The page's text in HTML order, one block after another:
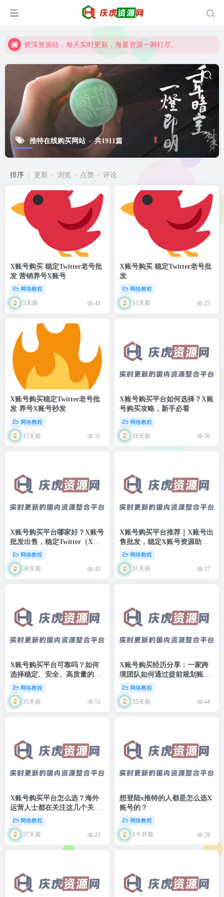
资深资源站，每天实时更新，海量资源一网打尽。
【启明网】找项目 + 低成本创业 + 减少信息差 + 见识各种项目 + 提升网创认知。
资深资源站，每天实时更新，海量资源一网打尽。
【启明网】找项目 + 低成本创业 + 减少信息差 + 见识各种项目 + 提升网创认知。
推特在线购买网站 共1911篇
排序 更新 浏览 点赞 评论
X账号购买 稳定Twitter老号批
发 营销养号X账号
网络教程
5天前 43
X账号购买 稳定Twitter老号批
发
网络教程
11天前 25
X账号购买稳定Twitter老号批
发 养号X账号秒发
网络教程
15天前 51
X账号购买平台如何选择？X账
号购买攻略，新手必看
网络教程
18天前 50
X账号购买平台哪家好？X账号
批发出售，稳定Twitter（X）
账号资源助力海外推广
网络教程
30天前 45
X账号购买平台推荐｜X账号出
售批发，稳定X账号资源助力
海外营销推广
网络教程
31天前 37
X账号购买平台可靠吗？如何
选择稳定、安全、高质量的X
账号服务平台
网络教程
35天前 51
X账号购买经历分享：一家跨
境团队如何通过提前规划账号
资源提升项目效率
网络教程
35天前 44
X账号购买平台怎么选？海外
运营人士都在关注这几个关键
因素网络教程
37天前 23
想登陆x推特的人都是怎么选X
账号的？
网络教程
1个月前 28